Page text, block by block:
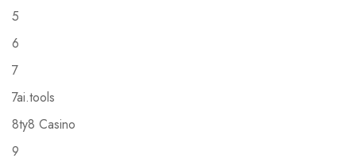
5
6
7
7ai.tools
8ty8 Casino
9